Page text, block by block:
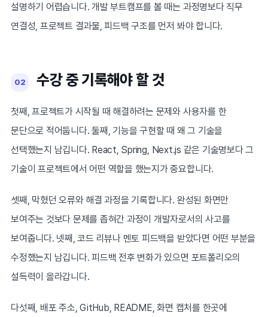
설명하기 어렵습니다. 개발 부트캠프를 볼 때는 과정명보다 직무
연결성, 프로젝트 결과물, 피드백 구조를 먼저 봐야 합니다.
02 수강 중 기록해야 할 것
첫째, 프로젝트가 시작될 때 해결하려는 문제와 사용자를 한
문단으로 적어둡니다. 둘째, 기능을 구현할 때 왜 그 기술을
선택했는지 남깁니다. React, Spring, Next.js 같은 기술명보다 그
기술이 프로젝트에서 어떤 역할을 했는지가 중요합니다.
셋째, 막혔던 오류와 해결 과정을 기록합니다. 완성된 화면만
보여주는 것보다 문제를 좁혀간 과정이 개발자로서의 사고를
보여줍니다. 넷째, 코드 리뷰나 멘토 피드백을 받았다면 어떤 부분을
수정했는지 남깁니다. 피드백 전후 변화가 있으면 포트폴리오의
설득력이 올라갑니다.
다섯째, 배포 주소, GitHub, README, 화면 캡처를 한곳에